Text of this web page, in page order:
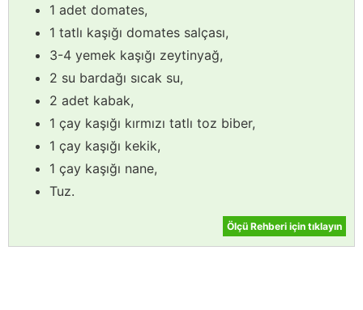
1 adet domates,
1 tatlı kaşığı domates salçası,
3-4 yemek kaşığı zeytinyağ,
2 su bardağı sıcak su,
2 adet kabak,
1 çay kaşığı kırmızı tatlı toz biber,
1 çay kaşığı kekik,
1 çay kaşığı nane,
Tuz.
Ölçü Rehberi için tıklayın